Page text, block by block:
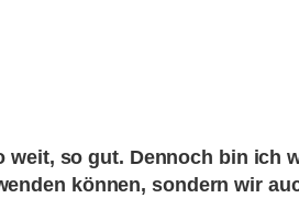
so gut. Dennoch bin ich
können, sondern wir